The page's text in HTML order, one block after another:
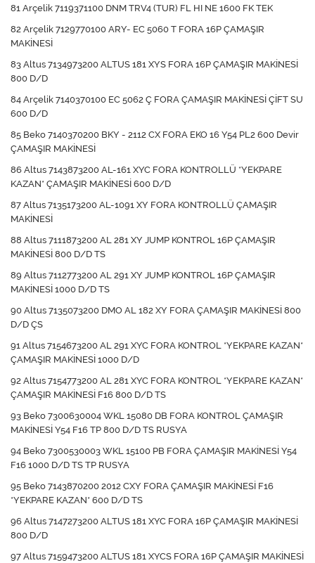
81 Arçelik 7119371100 DNM TRV4 (TUR) FL HI NE 1600 FK TEK
82 Arçelik 7129770100 ARY- EC 5060 T FORA 16P ÇAMAŞIR
MAKİNESİ
83 Altus 7134973200 ALTUS 181 XYS FORA 16P ÇAMAŞIR MAKİNESİ
800 D/D
84 Arçelik 7140370100 EC 5062 Ç FORA ÇAMAŞIR MAKİNESİ ÇİFT SU
600 D/D
85 Beko 7140370200 BKY - 2112 CX FORA EKO 16 Y54 PL2 600 Devir
ÇAMAŞIR MAKİNESİ
86 Altus 7143873200 AL-161 XYC FORA KONTROLLÜ *YEKPARE
KAZAN* ÇAMAŞIR MAKİNESİ 600 D/D
87 Altus 7135173200 AL-1091 XY FORA KONTROLLÜ ÇAMAŞIR
MAKİNESİ
88 Altus 7111873200 AL 281 XY JUMP KONTROL 16P ÇAMAŞIR
MAKİNESİ 800 D/D TS
89 Altus 7112773200 AL 291 XY JUMP KONTROL 16P ÇAMAŞIR
MAKİNESİ 1000 D/D TS
90 Altus 7135073200 DMO AL 182 XY FORA ÇAMAŞIR MAKİNESİ 800
D/D ÇS
91 Altus 7154673200 AL 291 XYC FORA KONTROL *YEKPARE KAZAN*
ÇAMAŞIR MAKİNESİ 1000 D/D
92 Altus 7154773200 AL 281 XYC FORA KONTROL *YEKPARE KAZAN*
ÇAMAŞIR MAKİNESİ F16 800 D/D TS
93 Beko 7300630004 WKL 15080 DB FORA KONTROL ÇAMAŞIR
MAKİNESİ Y54 F16 TP 800 D/D TS RUSYA
94 Beko 7300530003 WKL 15100 PB FORA ÇAMAŞIR MAKİNESİ Y54
F16 1000 D/D TS TP RUSYA
95 Beko 7143870200 2012 CXY FORA ÇAMAŞIR MAKİNESİ F16
*YEKPARE KAZAN* 600 D/D TS
96 Altus 7147273200 ALTUS 181 XYC FORA 16P ÇAMAŞIR MAKİNESİ
800 D/D
97 Altus 7159473200 ALTUS 181 XYCS FORA 16P ÇAMAŞIR MAKİNESİ